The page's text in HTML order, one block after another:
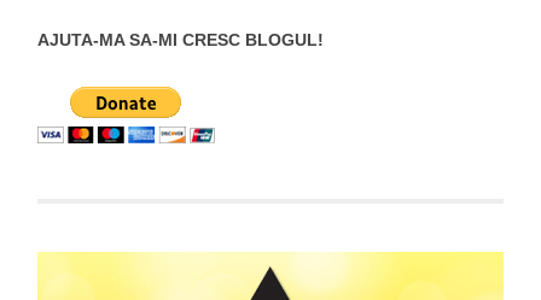
AJUTA-MA SA-MI CRESC BLOGUL!